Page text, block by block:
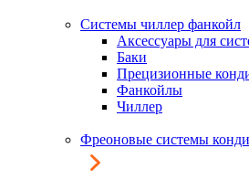
Системы чиллер фанкойл
Аксессуары для
Баки
Прецизионные
Фанкойлы
Чиллер
Фреоновые системы